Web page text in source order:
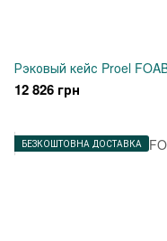
Рэковый кейс Proel
12 826 грн
БЕЗКОШТОВНА ДОСТАВКА